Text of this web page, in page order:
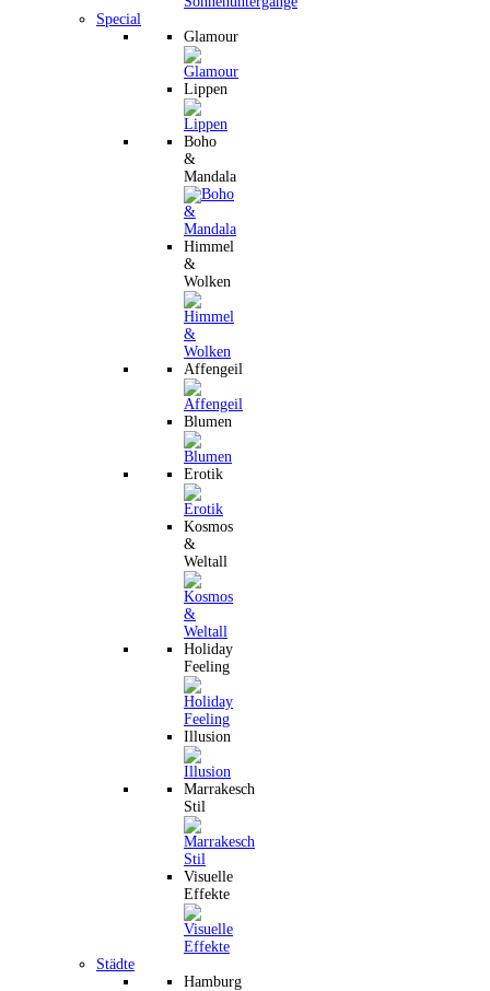
Special
Glamour
Lippen
Boho
&
Mandala
Himmel
&
Wolken
Affengeil
Blumen
Erotik
Kosmos
&
Weltall
Holiday
Feeling
Illusion
Marrakesch
Stil
Visuelle
Effekte
Städte
Hamburg